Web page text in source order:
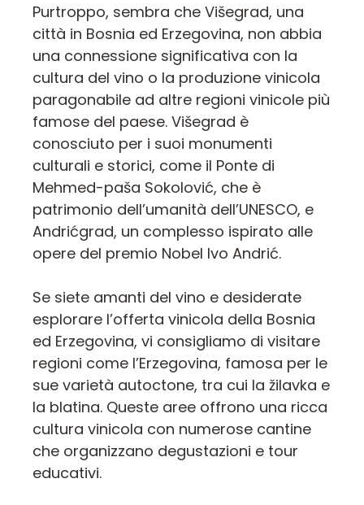
Purtroppo, sembra che Višegrad, una
città in Bosnia ed Erzegovina, non abbia
una connessione significativa con la
cultura del vino o la produzione vinicola
paragonabile ad altre regioni vinicole più
famose del paese. Višegrad è
conosciuto per i suoi monumenti
culturali e storici, come il Ponte di
Mehmed-paša Sokolović, che è
patrimonio dell’umanità dell’UNESCO, e
Andrićgrad, un complesso ispirato alle
opere del premio Nobel Ivo Andrić.
Se siete amanti del vino e desiderate
esplorare l’offerta vinicola della Bosnia
ed Erzegovina, vi consigliamo di visitare
regioni come l’Erzegovina, famosa per le
sue varietà autoctone, tra cui la žilavka e
la blatina. Queste aree offrono una ricca
cultura vinicola con numerose cantine
che organizzano degustazioni e tour
educativi.